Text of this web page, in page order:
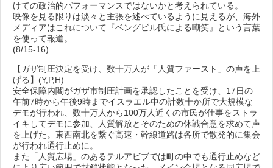
けての政治的パフォーマンスではないかと考えられている。
映像を見る限りは淡々と主張を述べているように見えるが、海外
メディアはこれについて『ベングビル氏による嘲笑』という言葉
を使って報道。
(8/15-16)
【ガザ制圧決定を受け、数十万人が「人質ファースト」の声を上
げる】(Y,P,H)
安全保障内閣がガザ市制圧計画を承認したことを受け、17日の
午前7時から午後9時までイスラエル中の計数十か所で大規模な
デモが行われ、数十万人から100万人近くの市民が仕事をストラ
イキしてデモに参加、人質解放とそのための休戦合意を求めて声
を上げた。東西南北を繋ぐ高速・幹線道路は各所で散発的に集会
が行われ通行止めに。
また「人質広場」のあるテルアビブでは町の中でも通行止めなど